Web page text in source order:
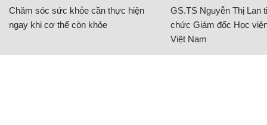
Chăm sóc sức khỏe cần thực hiện
ngay khi cơ thể còn khỏe
GS.TS Nguyễn Thị Lan
chức Giám đốc Học
Việt Nam